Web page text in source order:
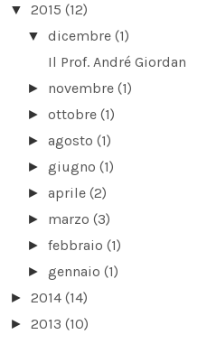
▼ 2015 (12)
▼ dicembre (1)
Il Prof. André Giordan
► novembre (1)
►ottobre (1)
►agosto (1)
►giugno (1)
►aprile (2)
► marzo (3)
►febbraio (1)
►gennaio (1)
► 2014 (14)
► 2013 (10)